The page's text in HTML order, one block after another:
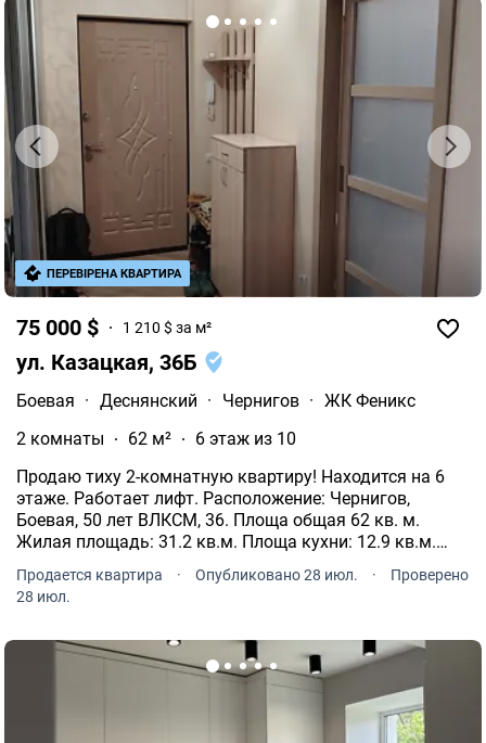
75 000 $ 1 210 $ за м²
ул. Казацкая, 36Б
Боевая · Деснянский · Чернигов · ЖК Феникс
2 комнаты
62 м²
6 этаж из 10
Продаю тиху 2-комнатную квартиру! Находится на 6
этаже. Работает лифт. Расположение: Чернигов,
Боевая, 50 лет ВЛКСМ, 36. Площа общая 62 кв. м.
Жилая площадь: 31.2 кв.м. Площа кухни: 12.9 кв.м.
Бронированные двери. С балконом.
Продается квартира · Опубликовано 28 июл. ·
Проверено
28 июл.
ПЕРЕВІРЕНА КВАРТИРА